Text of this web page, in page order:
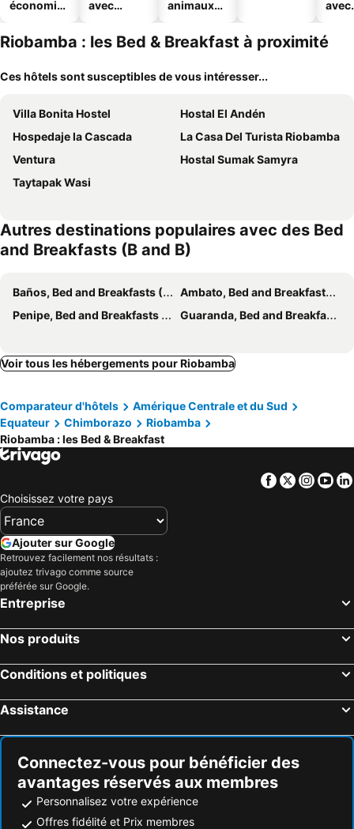
économiq
avec
animaux
avec
Riobamba : les Bed & Breakfast à proximité
Ces hôtels sont susceptibles de vous intéresser...
Villa Bonita Hostel
Hostal El Andén
Hospedaje la Cascada
La Casa Del Turista Riobamba
Ventura
Hostal Sumak Samyra
Taytapak Wasi
Autres destinations populaires avec des Bed
and Breakfasts (B and B)
Baños, Bed and Breakfasts (B and B)
Ambato, Bed and Breakfasts (B and B)
Penipe, Bed and Breakfasts (B and B)
Guaranda, Bed and Breakfasts (B and B)
Voir tous les hébergements pour Riobamba
Comparateur d'hôtels
Amérique Centrale et du Sud
Equateur
Chimborazo
Riobamba
Riobamba : les Bed & Breakfast
Facebook
Twitter
Choisissez votre pays
Ajouter sur Google
Retrouvez facilement nos résultats :
ajoutez trivago comme source
préférée sur Google.
Entreprise
Nos produits
Conditions et politiques
Assistance
Connectez-vous pour bénéficier des
avantages réservés aux membres
Personnalisez votre expérience
Offres fidélité et Prix membres